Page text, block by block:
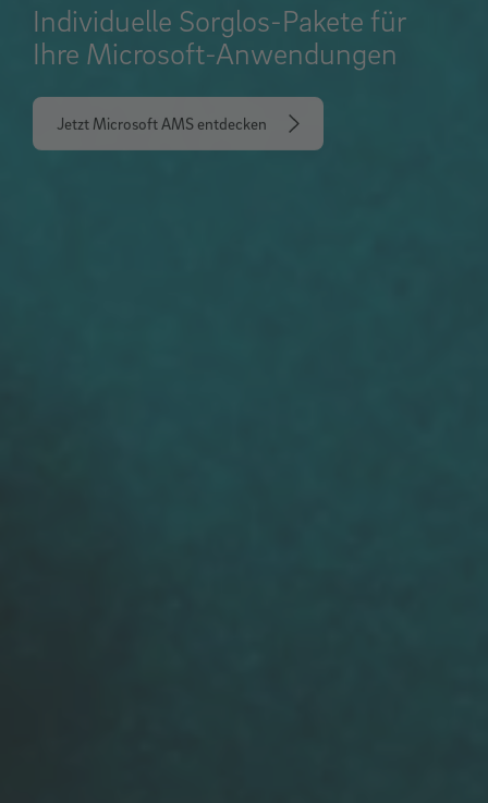
Individuelle Sorglos-Pakete für
Ihre Microsoft-Anwendungen
Jetzt Microsoft AMS entdecken